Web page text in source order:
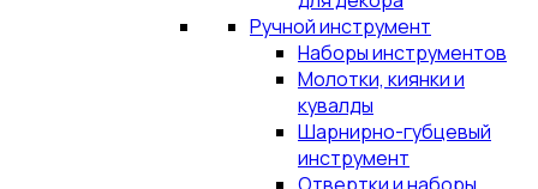
Ручной инструмент
Наборы инструментов
Молотки, киянки и
кувалды
Шарнирно-губцевый
инструмент